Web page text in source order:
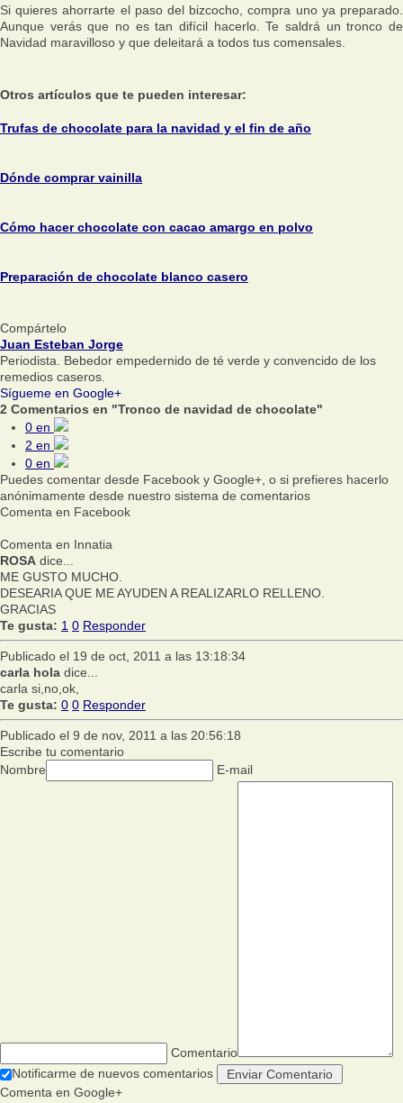
Si quieres ahorrarte el paso del bizcocho, compra uno ya preparado.
Aunque verás que no es tan difícil hacerlo. Te saldrá un tronco de
Navidad maravilloso y que deleitará a todos tus comensales.
Otros artículos que te pueden interesar:
Trufas de chocolate para la navidad y el fin de año
Dónde comprar vainilla
Cómo hacer chocolate con cacao amargo en polvo
Preparación de chocolate blanco casero
Compártelo
Juan Esteban Jorge
Periodista. Bebedor empedernido de té verde y convencido de los
remedios caseros.
Sígueme en Google+
2 Comentarios en "Tronco de navidad de chocolate"
0 en
2 en
0 en
Puedes comentar desde Facebook y Google+, o si prefieres hacerlo
anónimamente desde nuestro sistema de comentarios
Comenta en Facebook
Comenta en Innatia
ROSA dice...
ME GUSTO MUCHO.
DESEARIA QUE ME AYUDEN A REALIZARLO RELLENO.
GRACIAS
Te gusta: 1 0 Responder
Publicado el 19 de oct, 2011 a las 13:18:34
carla hola dice...
carla si,no,ok,
Te gusta: 0 0 Responder
Publicado el 9 de nov, 2011 a las 20:56:18
Escribe tu comentario
Nombre
E-mail
Comentario
Notificarme de nuevos comentarios
Comenta en Google+